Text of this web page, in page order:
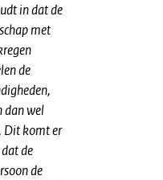
in dat de
met
de
dan wel
Dit komt er
de
de